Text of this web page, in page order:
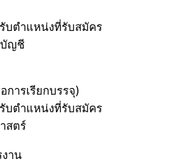
บตำแหน่งที่รับสมัคร
บัญชี
ารเรียกบรรจุ)
บตำแหน่งที่รับสมัคร
สตร์
าน